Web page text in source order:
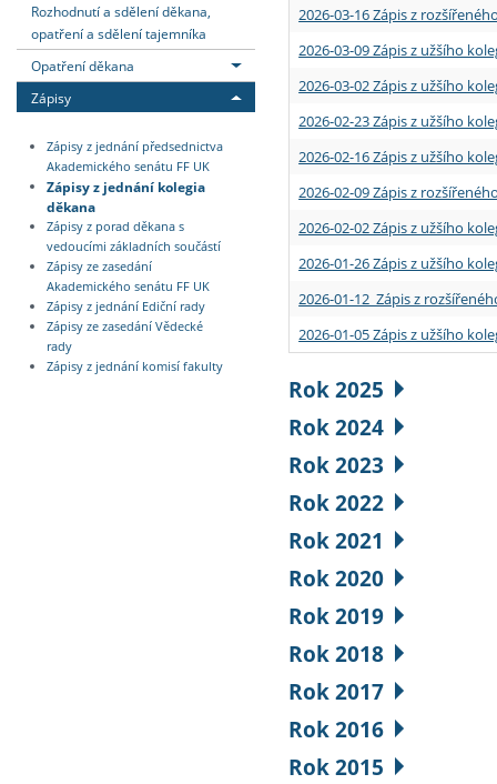
Rozhodnutí a sdělení děkana,
opatření a sdělení tajemníka
Opatření děkana
Zápisy
Zápisy z jednání předsednictva
Akademického senátu FF UK
Zápisy z jednání kolegia
děkana
Zápisy z porad děkana s
vedoucími základních součástí
Zápisy ze zasedání
Akademického senátu FF UK
Zápisy z jednání Ediční rady
Zápisy ze zasedání Vědecké
rady
Zápisy z jednání komisí fakulty
2026-03-16 Zápis z
2026-03-09 Zápis z užšího
2026-03-02 Zápis z užšího
2026-02-23 Zápis z užšího
2026-02-16 Zápis z užšího
2026-02-09 Zápis z
2026-02-02 Zápis z užšího
2026-01-26 Zápis z užšího
2026-01-12 Zápis z
2026-01-05 Zápis z užšího
Rok 2025
Rok 2024
Rok 2023
Rok 2022
Rok 2021
Rok 2020
Rok 2019
Rok 2018
Rok 2017
Rok 2016
Rok 2015